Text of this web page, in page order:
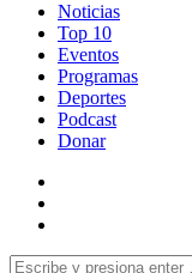
Noticias
Top 10
Eventos
Programas
Deportes
Podcast
Donar